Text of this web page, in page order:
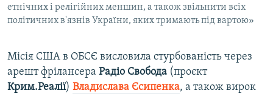
УКР
ДОЛУЧАЙСЯ!
етнічних і релігійних меншин, а також звільнити всіх
політичних в'язнів України, яких тримають під вартою»
Місія США в ОБСЄ висловила стурбованість через
арешт фрілансера Радіо Свобода (проєкт
Крим.Реалії) Владислава Єсипенка, а також вирок